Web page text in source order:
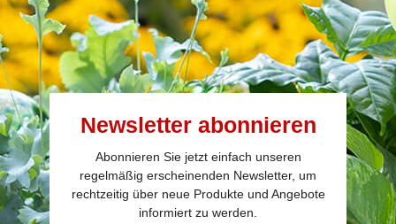
Newsletter abonnieren
Abonnieren Sie jetzt einfach unseren
regelmäßig erscheinenden Newsletter, um
rechtzeitig über neue Produkte und Angebote
informiert zu werden.